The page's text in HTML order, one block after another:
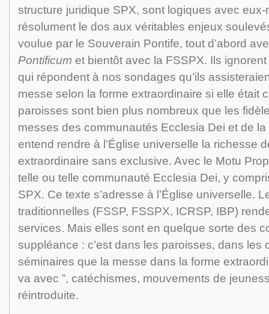
structure juridique SPX, sont logiques avec
résolument le dos aux véritables enjeux
voulue par le Souverain Pontife, tout d’abord
Pontificum et bientôt avec la FSSPX. Ils
qui répondent à nos sondages qu’ils
messe selon la forme extraordinaire si elle était
paroisses sont bien plus nombreux que les
messes des communautés Ecclesia Dei et de
entend rendre à l’Église universelle la richesse
extraordinaire sans exclusive. Avec le Motu
telle ou telle communauté Ecclesia Dei, y
SPX. Ce texte s’adresse à l’Église universelle.
traditionnelles (FSSP, FSSPX, ICRSP, IBP)
services. Mais elles sont en quelque sorte des
suppléance : c’est dans les paroisses, dans les
séminaires que la messe dans la forme
va avec ”, catéchismes, mouvements de
réintroduite.